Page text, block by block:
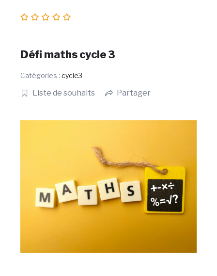
Défi maths cycle 3
Catégories : cycle3
Liste de souhaits Partager